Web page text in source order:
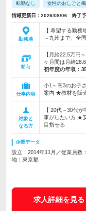
転勤なし 女性のおしごと
情報更新日：2026/08/06 終了
勤務地
【 希望する勤
～九州まで、全
給与
【月給22.5万円
ヶ月間は月給
初年度の年収：
仕事内容
小1～高3のお子
案内 ★教材を販
対象と
なる方
【 20代～30代
事がしたい方 ★
目指せる
企業データ
設立：2014年11月／従業員数
地：東京都
求人詳細を見る